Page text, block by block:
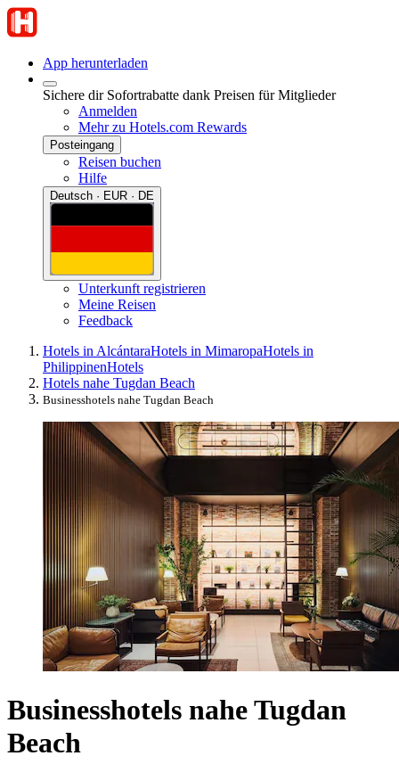
App herunterladen
Sichere dir Sofortrabatte dank Preisen für Mitglieder
Anmelden
Mehr zu Hotels.com Rewards
Posteingang
Reisen buchen
Hilfe
Deutsch · EUR · DE
Unterkunft registrieren
Meine Reisen
Feedback
Hotels in AlcántaraHotels in MimaropaHotels in
PhilippinenHotels
Hotels nahe Tugdan Beach
Businesshotels nahe Tugdan Beach
Businesshotels nahe Tugdan
Beach